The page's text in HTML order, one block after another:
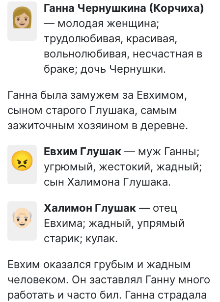
👩🏼
Ганна Чернушкина (Корчиха)
— молодая женщина;
трудолюбивая, красивая,
вольнолюбивая, несчастная в
браке; дочь Чернушки.
Ганна была замужем за Евхимом,
сыном старого Глушака, самым
зажиточным хозяином в деревне.
😠 Евхим Глушак — муж Ганны;
угрюмый, жестокий, жадный;
сын Халимона Глушака.
👴🏻 Халимон Глушак — отец
Евхима; жадный, упрямый
старик; кулак.
Евхим оказался грубым и жадным
человеком. Он заставлял Ганну много
работать и часто бил. Ганна страдала